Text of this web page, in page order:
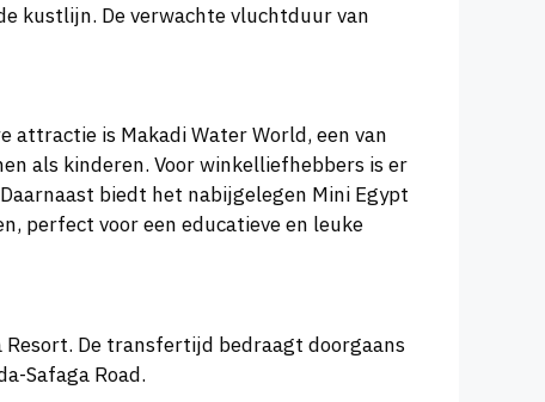
kustlijn. De verwachte vluchtduur van
attractie is Makadi Water World, een van
als kinderen. Voor winkelliefhebbers is er
biedt het nabijgelegen Mini Egypt
perfect voor een educatieve en leuke
De transfertijd bedraagt doorgaans
Safaga Road.